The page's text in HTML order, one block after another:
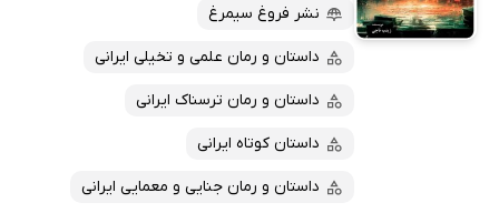
پربحث‌ها
ارزان ترین‌ها
نشر فروغ سیمرغ
داستان و رمان علمی و تخیلی ایرانی
داستان و رمان ترسناک ایرانی
داستان کوتاه ایرانی
داستان و رمان جنایی و معمایی ایرانی